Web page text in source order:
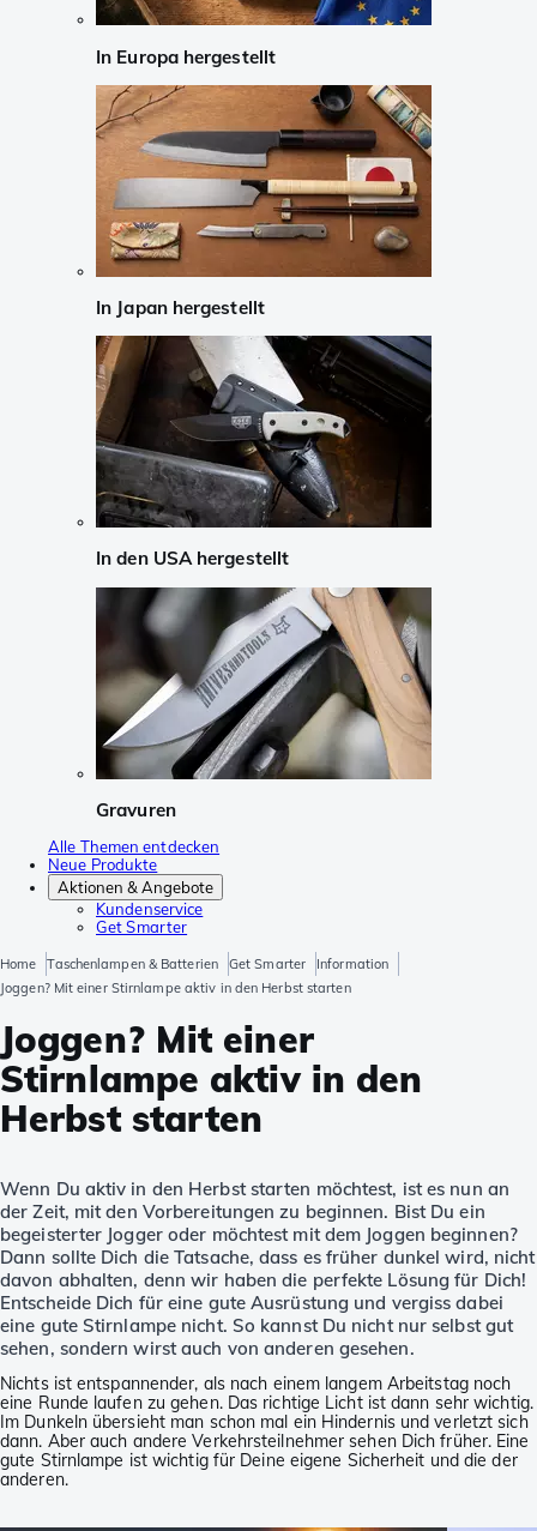
In Europa hergestellt
In Japan hergestellt
In den USA hergestellt
Gravuren
Alle Themen entdecken
Neue Produkte
Aktionen & Angebote
Kundenservice
Get Smarter
Home Taschenlampen & Batterien Get Smarter
Information
Joggen? Mit einer Stirnlampe aktiv in den Herbst starten
Joggen? Mit einer
Stirnlampe aktiv in den
Herbst starten
Wenn Du aktiv in den Herbst starten möchtest, ist es nun an
der Zeit, mit den Vorbereitungen zu beginnen. Bist Du ein
begeisterter Jogger oder möchtest mit dem Joggen beginnen?
Dann sollte Dich die Tatsache, dass es früher dunkel wird, nicht
davon abhalten, denn wir haben die perfekte Lösung für Dich!
Entscheide Dich für eine gute Ausrüstung und vergiss dabei
eine gute Stirnlampe nicht. So kannst Du nicht nur selbst gut
sehen, sondern wirst auch von anderen gesehen.
Nichts ist entspannender, als nach einem langem Arbeitstag noch
eine Runde laufen zu gehen. Das richtige Licht ist dann sehr wichtig.
Im Dunkeln übersieht man schon mal ein Hindernis und verletzt sich
dann. Aber auch andere Verkehrsteilnehmer sehen Dich früher. Eine
gute Stirnlampe ist wichtig für Deine eigene Sicherheit und die der
anderen.